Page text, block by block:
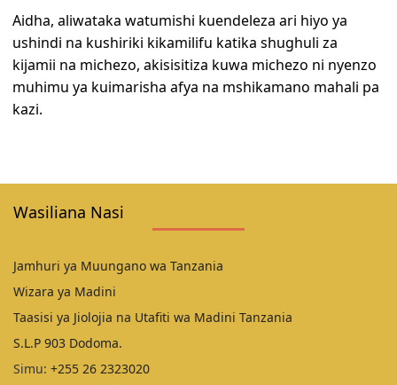
Aidha, aliwataka watumishi kuendeleza ari hiyo ya
ushindi na kushiriki kikamilifu katika shughuli za
kijamii na michezo, akisisitiza kuwa michezo ni nyenzo
muhimu ya kuimarisha afya na mshikamano mahali pa
kazi.
Wasiliana Nasi
Jamhuri ya Muungano wa Tanzania
Wizara ya Madini
Taasisi ya Jiolojia na Utafiti wa Madini Tanzania
S.L.P 903 Dodoma.
Simu: +255 26 2323020